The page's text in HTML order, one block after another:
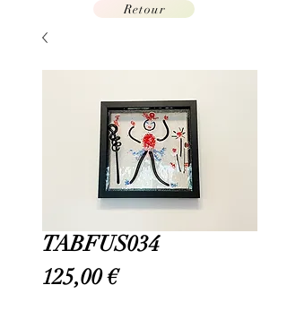
Retour
TABFUS034
125,00 €Prix